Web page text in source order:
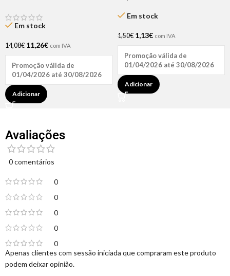
Em stock
14,08€ 11,26€ com IVA
Promoção válida de
01/04/2026 até 30/08/2026
Adicionar
Em stock
1,50€ 1,13€ com IVA
Promoção válida de
01/04/2026 até 30/08/2026
Adicionar
Avaliações
0 comentários
0
0
0
0
0
Apenas clientes com sessão iniciada que compraram este produto
podem deixar opinião.